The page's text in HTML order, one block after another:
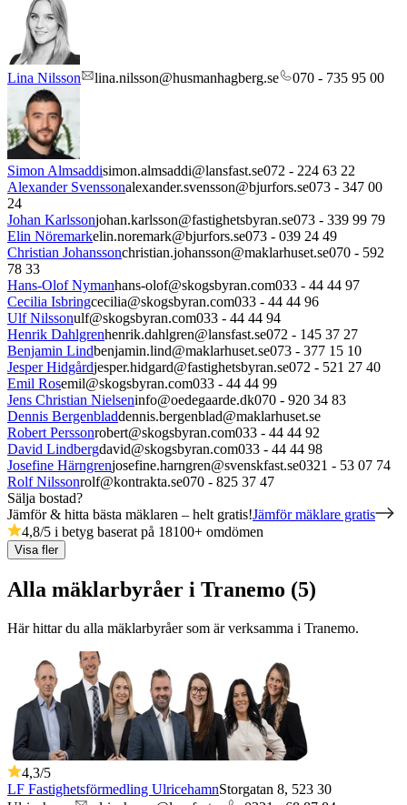
Lina Nilsson lina.nilsson@husmanhagberg.se 070 - 735 95 00
Simon Almsaddisimon.almsaddi@lansfast.se072 - 224 63 22
Alexander Svenssonalexander.svensson@bjurfors.se073 - 347 00
24
Johan Karlssonjohan.karlsson@fastighetsbyran.se073 - 339 99 79
Elin Nöremarkelin.noremark@bjurfors.se073 - 039 24 49
Christian Johanssonchristian.johansson@maklarhuset.se070 - 592
78 33
Hans-Olof Nymanhans-olof@skogsbyran.com033 - 44 44 97
Cecilia Isbringcecilia@skogsbyran.com033 - 44 44 96
Ulf Nilssonulf@skogsbyran.com033 - 44 44 94
Henrik Dahlgrenhenrik.dahlgren@lansfast.se072 - 145 37 27
Benjamin Lindbenjamin.lind@maklarhuset.se073 - 377 15 10
Jesper Hidgårdjesper.hidgard@fastighetsbyran.se072 - 521 27 40
Emil Rosemil@skogsbyran.com033 - 44 44 99
Jens Christian Nielseninfo@oedegaarde.dk070 - 920 34 83
Dennis Bergenbladdennis.bergenblad@maklarhuset.se
Robert Perssonrobert@skogsbyran.com033 - 44 44 92
David Lindbergdavid@skogsbyran.com033 - 44 44 98
Josefine Härngrenjosefine.harngren@svenskfast.se0321 - 53 07 74
Rolf Nilssonrolf@kontrakta.se070 - 825 37 47
Sälja bostad?
Jämför & hitta bästa mäklaren – helt gratis!Jämför mäklare gratis
4,8/5 i betyg baserat på 18100+ omdömen
Visa fler
Alla mäklarbyråer i Tranemo (5)
Här hittar du alla mäklarbyråer som är verksamma i Tranemo.
4,3/5
LF Fastighetsförmedling UlricehamnStorgatan 8, 523 30